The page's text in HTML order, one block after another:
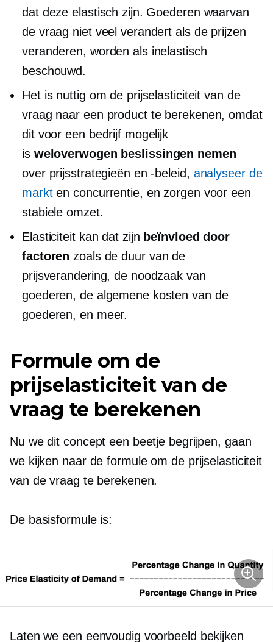
dat deze elastisch zijn. Goederen waarvan
de vraag niet veel verandert als de prijzen
veranderen, worden als inelastisch
beschouwd.
Het is nuttig om de prijselasticiteit van de
vraag naar een product te berekenen, omdat
dit voor een bedrijf mogelijk
is weloverwogen beslissingen nemen
over prijsstrategieën en -beleid, analyseer de
markten concurrentie, en zorgen voor een
stabiele omzet.
Elasticiteit kan dat zijn beïnvloed door
factoren zoals de duur van de
prijsverandering, de noodzaak van
goederen, de algemene kosten van de
goederen, en meer.
Formule om de
prijselasticiteit van de
vraag te berekenen
Nu we dit concept een beetje begrijpen, gaan
we kijken naar de formule om de prijselasticiteit
van de vraag te berekenen.
De basisformule is:
Laten we een eenvoudig voorbeeld bekijken